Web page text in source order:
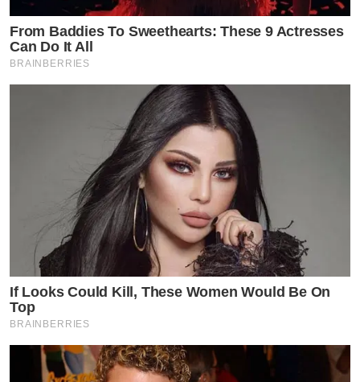
From Baddies To Sweethearts: These 9 Actresses
Can Do It All
BRAINBERRIES
If Looks Could Kill, These Women Would Be On
Top
BRAINBERRIES